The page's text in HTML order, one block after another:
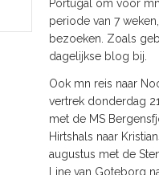
Portugal om voor
periode van 7
bezoeken. Zoals
dagelijkse blog bij.
Ook mn reis naar
vertrek donderdag
met de MS
Hirtshals naar
augustus met de
Line van Goteborg